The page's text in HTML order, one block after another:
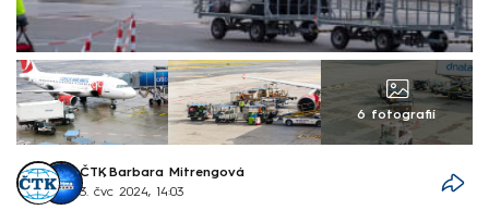
6 fotografií
ČTK, Barbara Mitrengová
3. čvc 2024, 14:03